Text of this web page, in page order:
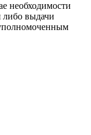
необходимости
либо выдачи